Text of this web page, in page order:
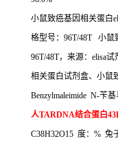
小鼠致癌基因相关蛋白
格型号： 96T/48T 小鼠
96T/48T，来源： elisa试
相关蛋白试剂盒、小鼠
Benzylmaleimide N-苄基
人TARDNA结合蛋白
C38H32O15 度： % 兔